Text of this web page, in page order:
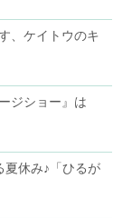
、ケイトウのキ
ジショー』は
夏休み♪「ひるが